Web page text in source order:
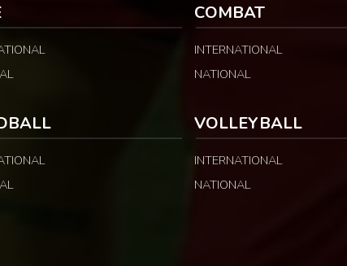
COMBAT
INTERNATIONAL
NATIONAL
VOLLEYBALL
INTERNATIONAL
NATIONAL